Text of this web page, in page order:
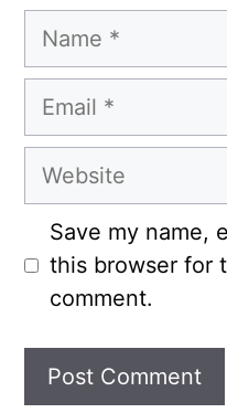
Name
Email
Website
Save my name,
this browser for
comment.